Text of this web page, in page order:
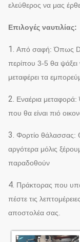
ελεύθερος να μας
Επιλογές ναυτιλίας:
1. Από σαφή: Όπως
περίπου 3-5 θα ψάξει
μεταφέρει τα
2. Εναέρια μεταφορά:
που θα είναι πιό
3. Φορτίο θάλασσας:
αργότερα μόλις
παραδοθούν
4. Πράκτορας που
πέστε τις
αποστολέα σας.